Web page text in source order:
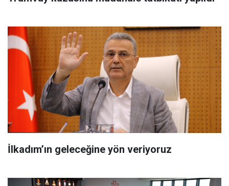
İlkadım’ın geleceğine yön veriyoruz